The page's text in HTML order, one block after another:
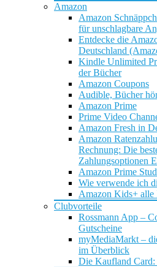
Amazon
Amazon
für unschlagbare
Entdecke die
Deutschland
Kindle Unlimited
der Bücher
Amazon Coupons
Audible, Bücher
Amazon Prime
Prime Video
Amazon Fresh in
Amazon
Rechnung: Die
Zahlungsoptionen
Amazon Prime
Wie verwende ich
Amazon Kids+ alle
Clubvorteile
Rossmann App –
Gutscheine
myMediaMarkt –
im Überblick
Die Kaufland Card: